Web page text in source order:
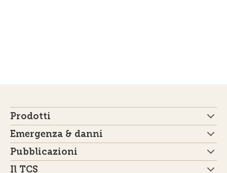
Prodotti
Emergenza & danni
Pubblicazioni
Il TCS